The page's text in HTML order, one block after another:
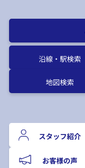
沿線・駅検索
地図検索
スタッフ紹介
お客様の声